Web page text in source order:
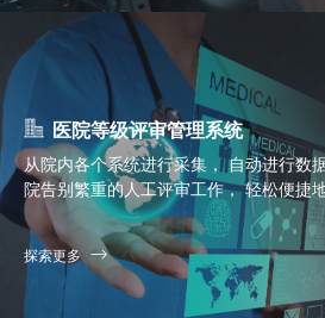
医院等级评审管理系统
从院内各个系统进行采集， 自动进行数
院告别繁重的人工评审工作， 轻松便捷
探索更多